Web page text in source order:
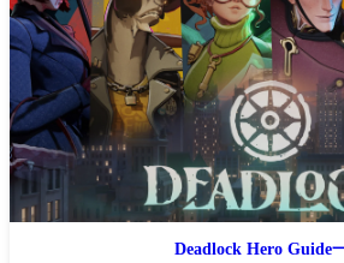
Deadlock Hero Guide